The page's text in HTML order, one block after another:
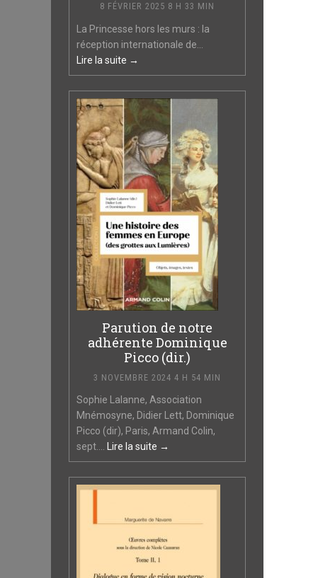
8 FÉVRIER 2025 8 H 33 MIN
La Princesse hors les murs : la
réception internationale de...
Lire la suite →
Parution de notre
adhérente Dominique
Picco (dir.)
3 NOVEMBRE 2024 4 H 54 MIN
Sophie Lalanne, Association
Mnémosyne, Didier Lett, Dominique
Picco (dir), Paris, Armand Colin,
sept.... Lire la suite →